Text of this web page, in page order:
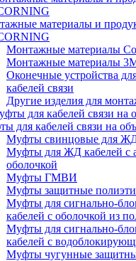
материалы и
Монтажные материалы
Монтажные материалы
Оконечные устройства
кабелей связи
Другие изделия для
для кабелей связи на
Муфты свинцовые для ЖД
Муфты для ЖД кабелей с
оболочкой
Муфты ГМВИ
Муфты защитные
Муфты для сигнально-
кабелей с оболочкой из
Муфты для сигнально-
кабелей с
Муфты чугунные